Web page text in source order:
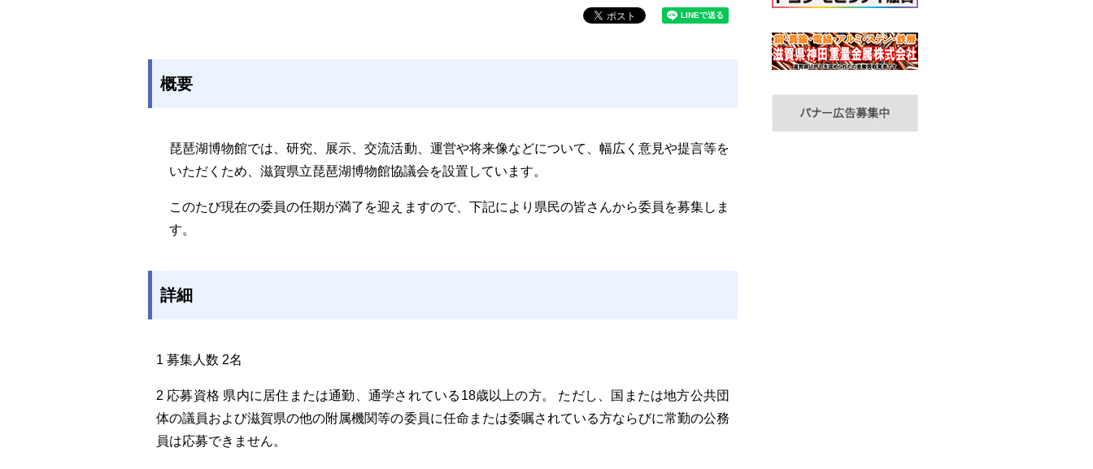
概要
琵琶湖博物館では、研究、展示、交流活動、運営や将来像などについて、幅広く意見や提言等を
いただくため、滋賀県立琵琶湖博物館協議会を設置しています。
このたび現在の委員の任期が満了を迎えますので、下記により県民の皆さんから委員を募集しま
す。
詳細
1 募集人数 2名
2 応募資格 県内に居住または通勤、通学されている18歳以上の方。 ただし、国または地方公共団
体の議員および滋賀県の他の附属機関等の委員に任命または委嘱されている方ならびに常勤の公務
員は応募できません。